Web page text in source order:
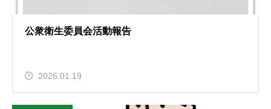
公衆衛生委員会活動報告
2026.01.19